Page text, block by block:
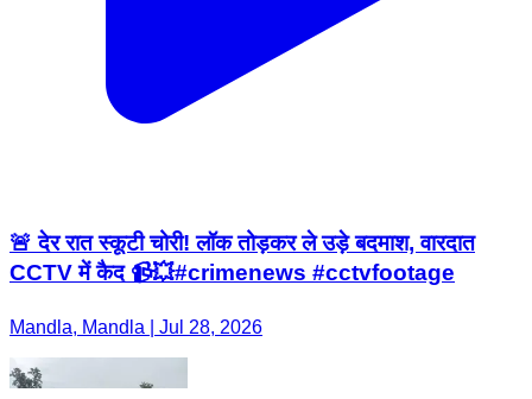
🚨 देर रात स्कूटी चोरी! लॉक तोड़कर ले उड़े बदमाश, वारदात
CCTV में कैद 📹💥#crimenews #cctvfootage
Mandla, Mandla | Jul 28, 2026